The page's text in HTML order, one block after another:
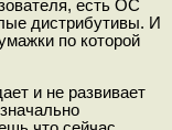
есть ОС
дистрибутивы. И
по которой
и не развивает